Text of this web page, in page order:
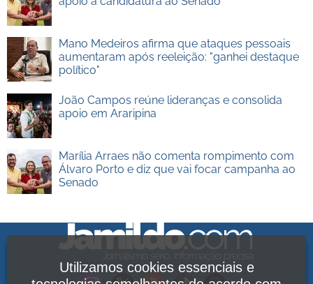
Mano Medeiros afirma que ataques pessoais
aumentaram após reeleição: "ganhei destaque
político"
João Campos reúne lideranças e consolida
apoio em Araripina
Marília Arraes não comenta rompimento com
Álvaro Porto e diz que vai focar campanha ao
Senado
Utilizamos cookies essenciais e